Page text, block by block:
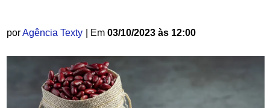
porAgência Texty | Em 03/10/2023 às 12:00